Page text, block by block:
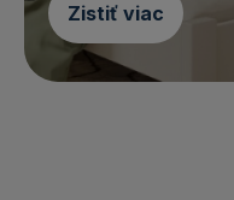
Zistiť viac